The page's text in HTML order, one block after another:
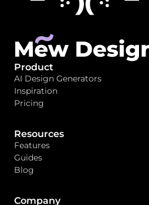
Product
AI Design Generators
Inspiration
Pricing
Resources
Features
Guides
Blog
Company